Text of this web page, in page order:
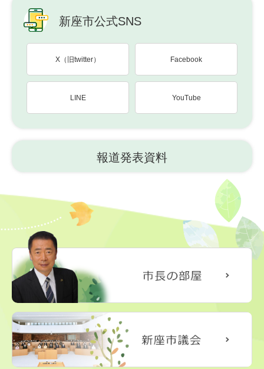
新座市公式SNS
X（旧twitter） Facebook
LINE YouTube
報道発表資料